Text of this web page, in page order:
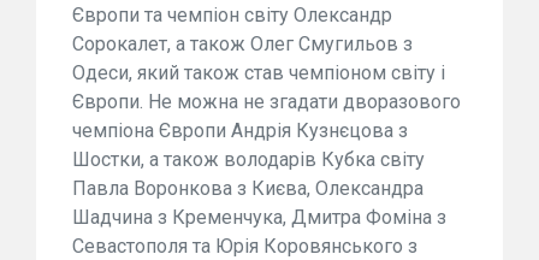
Європи та чемпіон світу Олександр
Сорокалет, а також Олег Смугильов з
Одеси, який також став чемпіоном світу і
Європи. Не можна не згадати дворазового
чемпіона Європи Андрія Кузнєцова з
Шостки, а також володарів Кубка світу
Павла Воронкова з Києва, Олександра
Шадчина з Кременчука, Дмитра Фоміна з
Севастополя та Юрія Коровянського з